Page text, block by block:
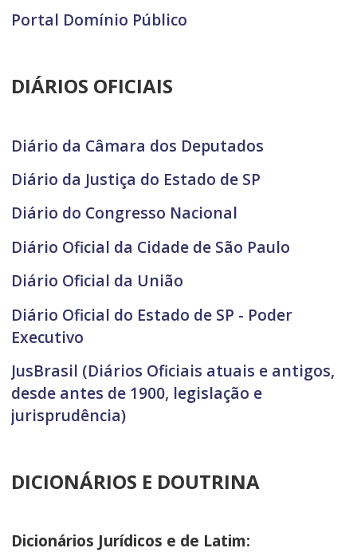
Portal Domínio Público
DIÁRIOS OFICIAIS
Diário da Câmara dos Deputados
Diário da Justiça do Estado de SP
Diário do Congresso Nacional
Diário Oficial da Cidade de São Paulo
Diário Oficial da União
Diário Oficial do Estado de SP - Poder
Executivo
JusBrasil (Diários Oficiais atuais e antigos,
desde antes de 1900, legislação e
jurisprudência)
DICIONÁRIOS E DOUTRINA
Dicionários Jurídicos e de Latim: